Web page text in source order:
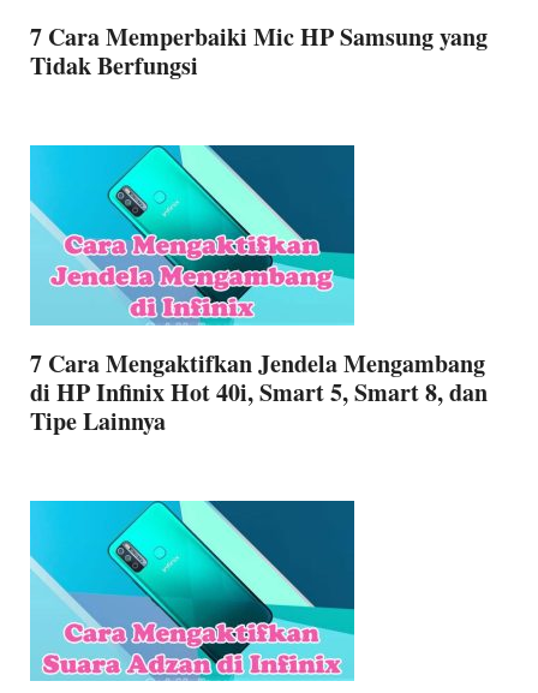
7 Cara Memperbaiki Mic HP Samsung yang
Tidak Berfungsi
7 Cara Mengaktifkan Jendela Mengambang
di HP Infinix Hot 40i, Smart 5, Smart 8, dan
Tipe Lainnya